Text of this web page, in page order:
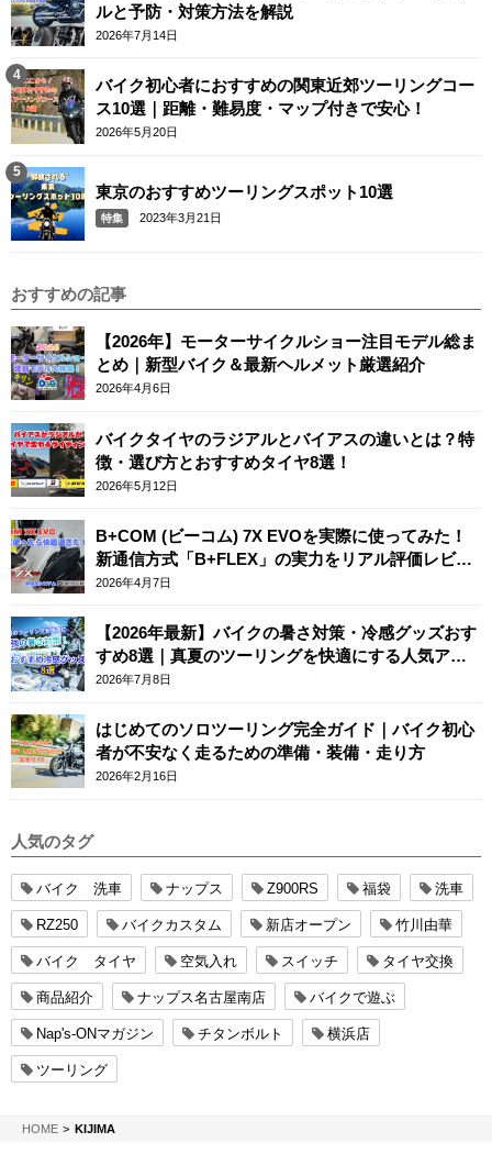
ルと予防・対策方法を解説
2026年7月14日
バイク初心者におすすめの関東近郊ツーリングコー
ス10選｜距離・難易度・マップ付きで安心！
2026年5月20日
東京のおすすめツーリングスポット10選
特集 2023年3月21日
おすすめの記事
【2026年】モーターサイクルショー注目モデル総ま
とめ｜新型バイク＆最新ヘルメット厳選紹介
2026年4月6日
バイクタイヤのラジアルとバイアスの違いとは？特
徴・選び方とおすすめタイヤ8選！
2026年5月12日
B+COM (ビーコム) 7X EVOを実際に使ってみた！
新通信方式「B+FLEX」の実力をリアル評価レビュ
ー
2026年4月7日
【2026年最新】バイクの暑さ対策・冷感グッズおす
すめ8選｜真夏のツーリングを快適にする人気アイ
テム
2026年7月8日
はじめてのソロツーリング完全ガイド｜バイク初心
者が不安なく走るための準備・装備・走り方
2026年2月16日
人気のタグ
バイク 洗車 ナップス Z900RS 福袋 洗車
RZ250 バイクカスタム 新店オープン 竹川由華
バイク タイヤ 空気入れ スイッチ タイヤ交換
商品紹介 ナップス名古屋南店 バイクで遊ぶ
Nap's-ONマガジン チタンボルト 横浜店
ツーリング
HOMENAPS-ON マガジン
KIJIMA